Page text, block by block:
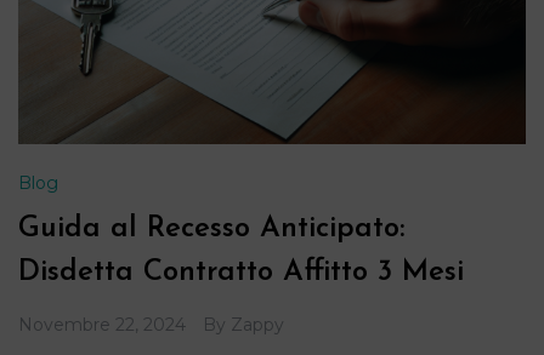
Blog
Guida al Recesso Anticipato:
Disdetta Contratto Affitto 3 Mesi
Novembre 22, 2024 By Zappy